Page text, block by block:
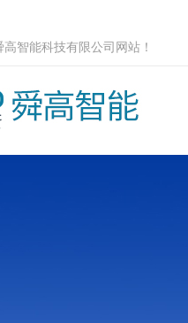
智能科技有限公司网站！